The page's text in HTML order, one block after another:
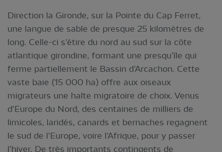
Direction la Gironde, sur la Pointe du Cap Ferret,
une langue de sable de presque 25 kilomètres de
long. Celle-ci s’étire du nord au sud sur la côte
atlantique girondine, formant une presqu’île qui
ferme partiellement le Bassin d’Arcachon. Cette
vaste baie (15 000 ha) offre aux oiseaux
migrateurs une halte migratoire de choix. Venus
d’Europe du Nord, des centaines de milliers de
limicoles, laridés, canards et bernaches regagnent
le sud de l’Europe, voire l’Afrique, pour y passer
l’hiver. De très importants contingents de